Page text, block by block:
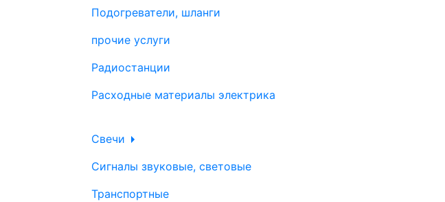
Подогреватели, шланги
прочие услуги
Радиостанции
Расходные материалы электрика
Свечи
Сигналы звуковые, световые
Транспортные